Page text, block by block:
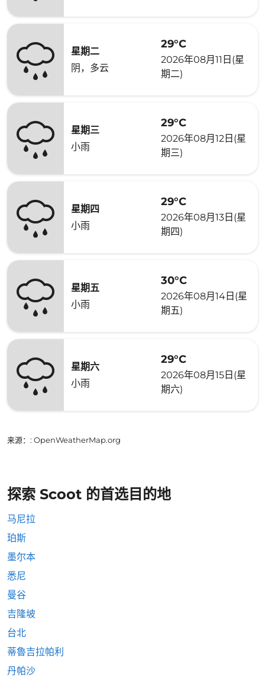
星期二
阴，多云
29°C
2026年08月11日(星
期二)
星期三
小雨
29°C
2026年08月12日(星
期三)
星期四
小雨
29°C
2026年08月13日(星
期四)
星期五
小雨
30°C
2026年08月14日(星
期五)
星期六
小雨
29°C
2026年08月15日(星
期六)
来源： : OpenWeatherMap.org
探索 Scoot 的首选目的地
马尼拉
珀斯
墨尔本
悉尼
曼谷
吉隆坡
台北
蒂魯吉拉帕利
丹帕沙